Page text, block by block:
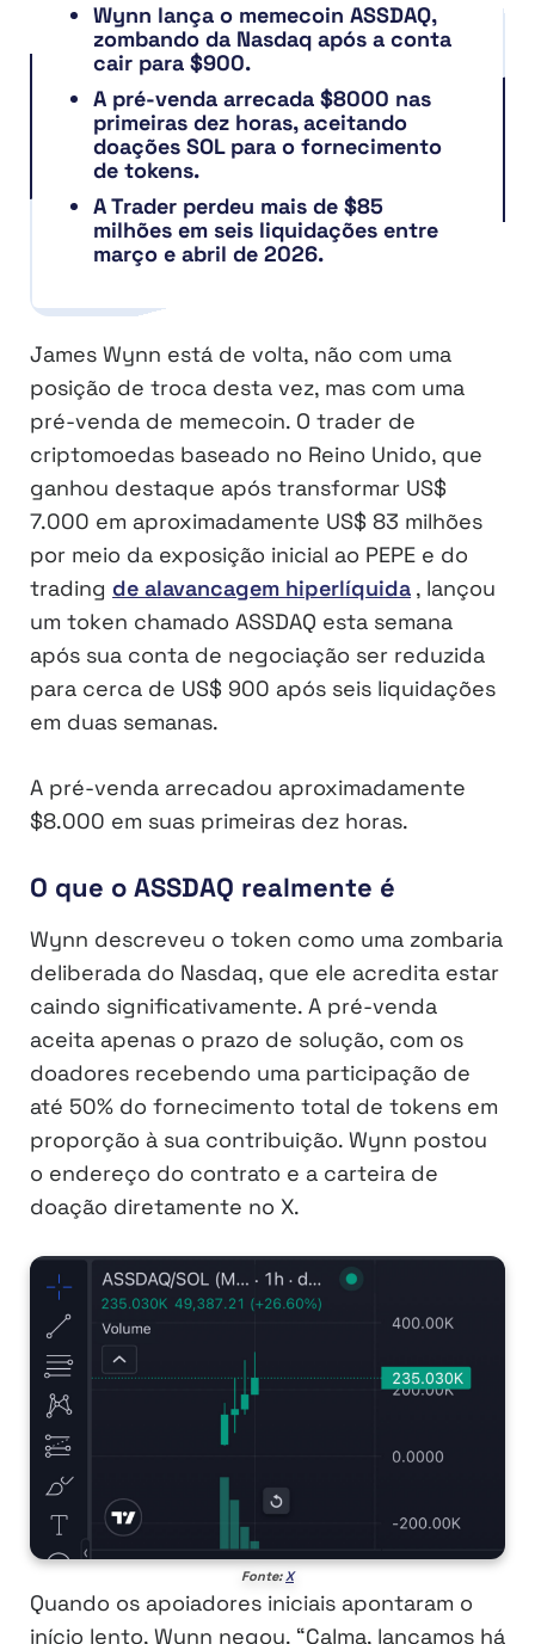
Wynn lança o memecoin ASSDAQ,
zombando da Nasdaq após a conta
cair para $900.
A pré-venda arrecada $8000 nas
primeiras dez horas, aceitando
doações SOL para o fornecimento
de tokens.
A Trader perdeu mais de $85
milhões em seis liquidações entre
março e abril de 2026.
James Wynn está de volta, não com uma
posição de troca desta vez, mas com uma
pré-venda de memecoin. O trader de
criptomoedas baseado no Reino Unido, que
ganhou destaque após transformar US$
7.000 em aproximadamente US$ 83 milhões
por meio da exposição inicial ao PEPE e do
trading de alavancagem hiperlíquida , lançou
um token chamado ASSDAQ esta semana
após sua conta de negociação ser reduzida
para cerca de US$ 900 após seis liquidações
em duas semanas.
A pré-venda arrecadou aproximadamente
$8.000 em suas primeiras dez horas.
O que o ASSDAQ realmente é
Wynn descreveu o token como uma zombaria
deliberada do Nasdaq, que ele acredita estar
caindo significativamente. A pré-venda
aceita apenas o prazo de solução, com os
doadores recebendo uma participação de
até 50% do fornecimento total de tokens em
proporção à sua contribuição. Wynn postou
o endereço do contrato e a carteira de
doação diretamente no X.
Fonte: X
Quando os apoiadores iniciais apontaram o
início lento, Wynn negou. “Calma, lançamos há